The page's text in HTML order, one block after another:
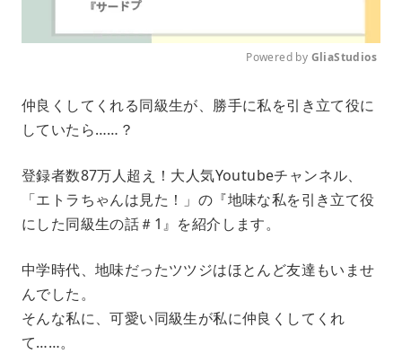
u
Powered by GliaStudios
仲良くしてくれる同級生が、勝手に私を引き立て役に
していたら……？
登録者数87万人超え！大人気Youtubeチャンネル、
「エトラちゃんは見た！」の『地味な私を引き立て役
にした同級生の話＃1』を紹介します。
中学時代、地味だったツツジはほとんど友達もいませ
んでした。
そんな私に、可愛い同級生が私に仲良くしてくれ
て……。